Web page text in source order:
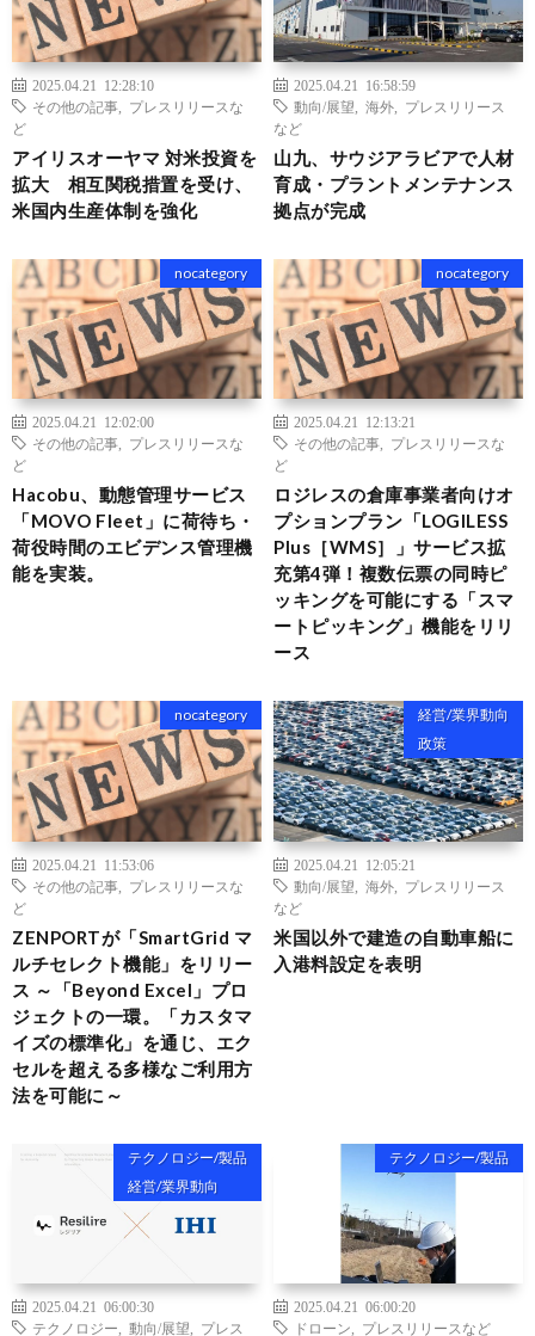
2025.04.21 12:28:10
その他の記事
プレスリリースな
ど
アイリスオーヤマ 対米投資を
拡大 相互関税措置を受け、
米国内生産体制を強化
2025.04.21 16:58:59
動向/展望
海外
プレスリリース
など
山九、サウジアラビアで人材
育成・プラントメンテナンス
拠点が完成
nocategory
2025.04.21 12:02:00
その他の記事
プレスリリースな
ど
Hacobu、動態管理サービス
「MOVO Fleet」に荷待ち・
荷役時間のエビデンス管理機
能を実装。
nocategory
2025.04.21 12:13:21
その他の記事
プレスリリースな
ど
ロジレスの倉庫事業者向けオ
プションプラン「LOGILESS
Plus［WMS］」サービス拡
充第4弾！複数伝票の同時ピ
ッキングを可能にする「スマ
ートピッキング」機能をリリ
ース
nocategory
2025.04.21 11:53:06
その他の記事
プレスリリースな
ど
ZENPORTが「SmartGrid マ
ルチセレクト機能」をリリー
ス ～「Beyond Excel」プロ
ジェクトの一環。「カスタマ
イズの標準化」を通じ、エク
セルを超える多様なご利用方
法を可能に～
経営/業界動向
政策
2025.04.21 12:05:21
動向/展望
海外
プレスリリース
など
米国以外で建造の自動車船に
入港料設定を表明
テクノロジー/製品
経営/業界動向
2025.04.21 06:00:30
テクノロジー
動向/展望 プレス
テクノロジー/製品
2025.04.21 06:00:20
ドローン
プレスリリースなど